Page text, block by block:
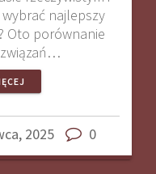
najlepszy
Oto porównanie
2025 0